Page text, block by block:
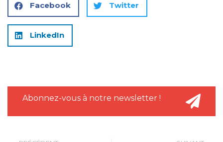
Facebook Twitter
LinkedIn
Abonnez-vous à notre newsletter !